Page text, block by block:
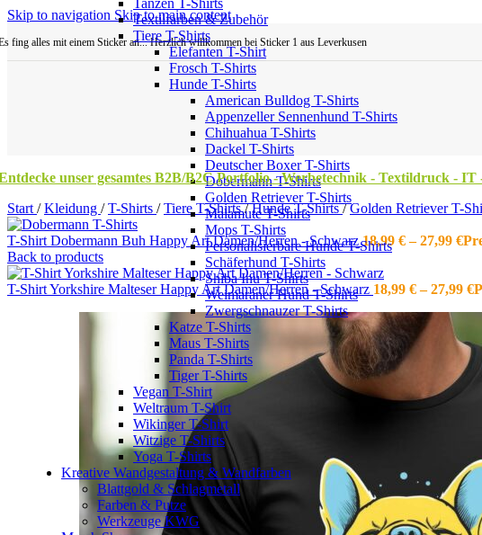
Skip to navigation Skip to main content
fing alles mit einem Sticker an... Herzlich willkommen bei Sticker 1 aus Leverkusen
Textilfarben & Zubehör
Tiere T-Shirts
Elefanten T-Shirt
Frosch T-Shirts
Hunde T-Shirts
American Bulldog T-Shirts
Appenzeller Sennenhund T-Shirts
Chihuahua T-Shirts
Dackel T-Shirts
Deutscher Boxer T-Shirts
Dobermann T-Shirts
Golden Retriever T-Shirts
Malamute T-Shirts
Mops T-Shirts
Personalisierbare Hunde T-Shirts
Schäferhund T-Shirts
Shiba Inu T-Shirts
Weimaraner Hund T-Shirts
Zwergschnauzer T-Shirts
Katze T-Shirts
Maus T-Shirts
Panda T-Shirts
Tiger T-Shirts
Vegan T-Shirt
Weltraum T-Shirt
Wikinger T-Shirt
Witzige T-Shirts
Yoga T-Shirts
Kreative Wandgestaltung & Wandfarben
Blattgold & Schlagmetall
Farben & Putze
Werkzeuge KWG
unser gesamtes B2B/B2C Portfolio - Werbetechnik - Textildruck -
Start / Kleidung / T-Shirts / Tiere T-Shirts/ Hunde T-Shirts/ Golden Retriever T-
T-Shirt Dobermann Buh Happy Art Damen/Herren - Schwarz18,99 € –27,99 €
Back to products
T-Shirt Yorkshire Malteser Happy Art Damen/Herren - Schwarz 18,99 € –27,99 €